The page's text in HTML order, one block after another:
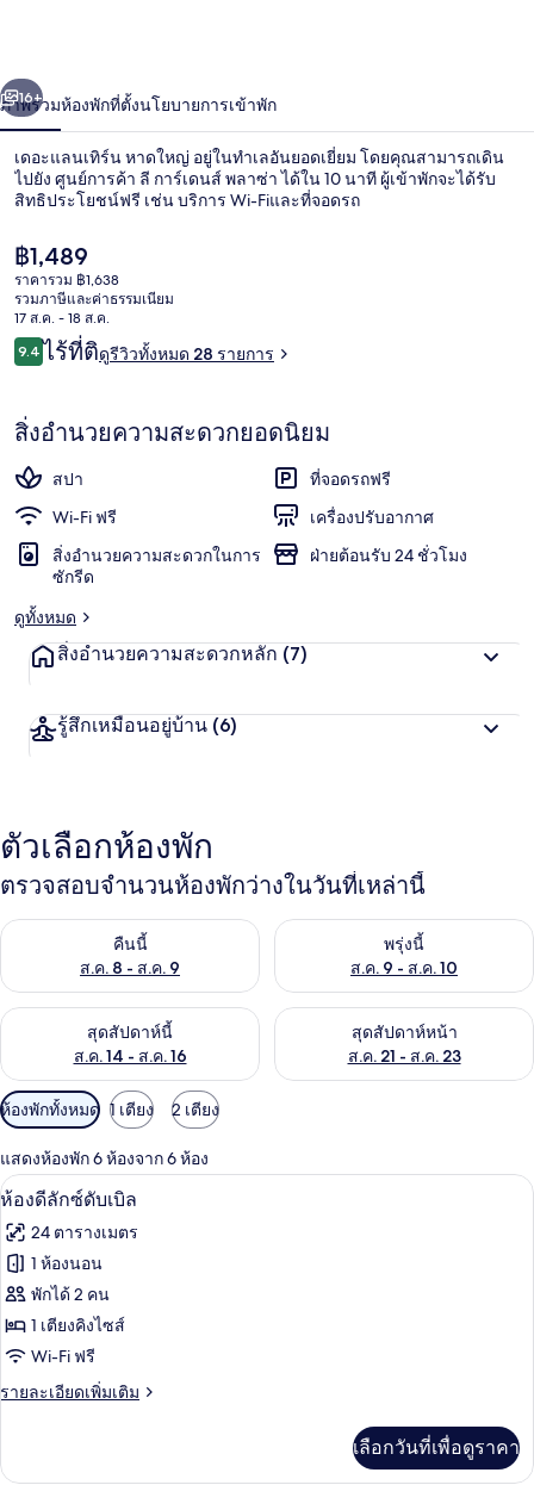
ห้องแกรนด์ | มินิบาร์, ตู้นิรภัยในห้องพัก
า
ถัดไป
16+
ภาพรวมห้องพักที่ตั้งนโยบายการเข้าพัก
เดอะแลนเทิร์น หาดใหญ่ อยู่ในทำเลอันยอดเยี่ยม โดยคุณสามารถเดิน
ไปยัง ศูนย์การค้า ลี การ์เดนส์ พลาซ่า ได้ใน 10 นาที ผู้เข้าพักจะได้รับ
สิทธิประโยชน์ฟรี เช่น บริการ Wi-Fiและที่จอดรถ
ราคา
ปัจจุบัน
฿1,489
฿1,489
ราคารวม ฿1,638
รวมภาษีและค่าธรรมเนียม
17 ส.ค. - 18 ส.ค.
รีวิว
9.49.4 จาก 10
ไร้ที่ติดูรีวิวทั้งหมด 28 รายการ
สิ่งอำนวยความสะดวกยอดนิยม
สปา
ที่จอดรถฟรี
Wi-Fi ฟรี
เครื่องปรับอากาศ
สิ่งอำนวยความสะดวกในการ
ซักรีด
ฝ่ายต้อนรับ 24 ชั่วโมง
ดูทั้งหมด
สิ่งอำนวยความสะดวกหลัก (7)
รู้สึกเหมือนอยู่บ้าน (6)
ตัวเลือกห้องพัก
ตรวจสอบจำนวนห้องพักว่างในวันที่เหล่านี้
คืนนี้
ส.ค. 8 - ส.ค. 9
ตรวจสอบจำนวนห้องพักว่างในคืนนี้ ส.ค. 8 - ส.ค. 9พรุ่งนี้
ส.ค. 9 - ส.ค. 10
ตรวจสอบจำนวนห้องพักว่างใน
สุดสัปดาห์นี้
ส.ค. 14 - ส.ค. 16
ตรวจสอบจำนวนห้องพักว่างในสุดสัปดาห์นี้ ส.ค. 14 - ส.ค. 16
สุดสัปดาห์หน้า
ส.ค. 21 - ส.ค. 23
ตรวจสอบจำนวนห้องพักว่างใน
ตัว
กรอง
ที่
มี
ให้
สำหรับ
ห้อง
พัก
ห้องพักทั้งหมด 1 เตียง 2 เตียง
แสดงห้องพัก 6 ห้องจาก 6 ห้อง
เปิด
ภาพถ่าย
ทั้งหมด
ของ
ห้อง
ดี
ลัก
ดับเบิล
ห้องดีลักซ์ดับเบิล | มินิบาร์, ตู้นิรภัยใน
4
ห้องดีลักซ์ดับเบิล
24 ตารางเมตร
1 ห้องนอน
พักได้ 2 คน
1 เตียงคิงไซส์
Wi-Fi ฟรี
รายละเอียดเพิ่มเติม
ราย
เกี่ยว
เลือกวันที่เพื่อดูราคา